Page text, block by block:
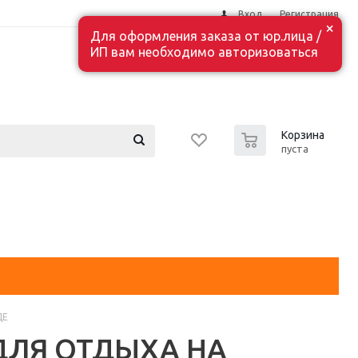
Вход Регистрация
Корзина
пуста
ОТДЫХА НА
×
Для оформления заказа от юр.лица /
ИП вам необходимо авторизоваться